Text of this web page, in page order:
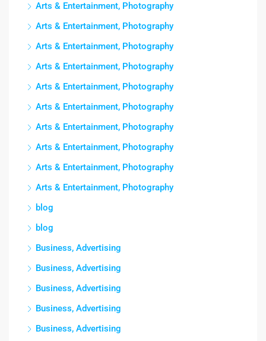
Arts & Entertainment, Photography
Arts & Entertainment, Photography
Arts & Entertainment, Photography
Arts & Entertainment, Photography
Arts & Entertainment, Photography
Arts & Entertainment, Photography
Arts & Entertainment, Photography
Arts & Entertainment, Photography
Arts & Entertainment, Photography
Arts & Entertainment, Photography
blog
blog
Business, Advertising
Business, Advertising
Business, Advertising
Business, Advertising
Business, Advertising